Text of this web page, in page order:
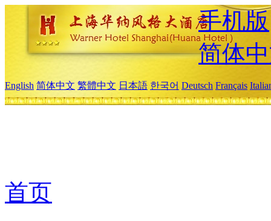
手机版
简体
English 简体中文 繁體中文 日本語 한국어 Deutsch Français
首页